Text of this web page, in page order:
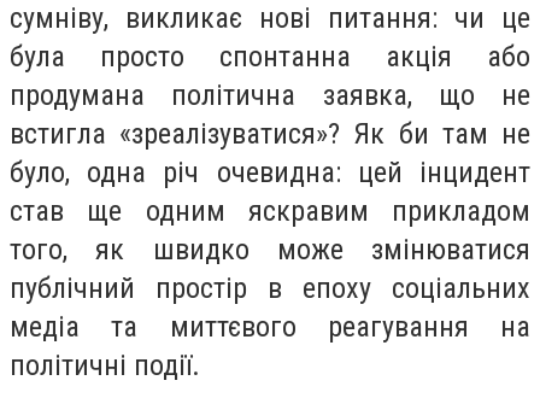
сумніву, викликає нові питання: чи це
була просто спонтанна акція або
продумана політична заявка, що не
встигла «зреалізуватися»? Як би там не
було, одна річ очевидна: цей інцидент
став ще одним яскравим прикладом
того, як швидко може змінюватися
публічний простір в епоху соціальних
медіа та миттєвого реагування на
політичні події.